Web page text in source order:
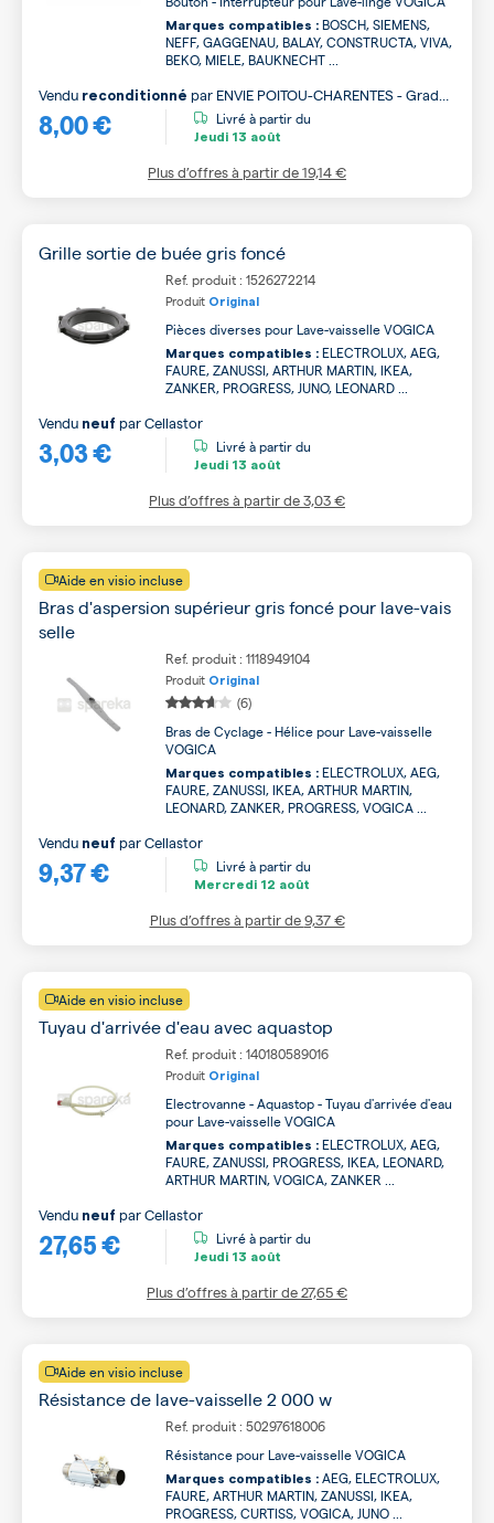
Marques compatibles : BOSCH, SIEMENS,
NEFF, GAGGENAU, BALAY, CONSTRUCTA, VIVA,
BEKO, MIELE, BAUKNECHT ...
8,00 €
Vendu reconditionné par ENVIE POITOU-CHARENTES - Grade
B
Livré à partir du
Jeudi 13 août
Plus d’offres à partir de19,14 €
Grille sortie de buée gris foncé
Ref. produit : 1526272214
Produit Original
Pièces diverses pour Lave-vaisselle VOGICA
Marques compatibles : ELECTROLUX, AEG,
FAURE, ZANUSSI, ARTHUR MARTIN, IKEA,
ZANKER, PROGRESS, JUNO, LEONARD ...
3,03 €
Vendu neuf parCellastor
Livré à partir du
Jeudi 13 août
Plus d’offres à partir de3,03 €
Aide en visio incluse
Bras d'aspersion supérieur gris foncé pour lave-vais
selle
Ref. produit : 1118949104
Produit Original
(6)
Bras de Cyclage - Hélice pour Lave-vaisselle
VOGICA
Marques compatibles : ELECTROLUX, AEG,
FAURE, ZANUSSI, IKEA, ARTHUR MARTIN,
LEONARD, ZANKER, PROGRESS, VOGICA ...
9,37 €
Vendu neuf parCellastor
Livré à partir du
Mercredi 12 août
Plus d’offres à partir de9,37 €
Aide en visio incluse
Tuyau d'arrivée d'eau avec aquastop
Ref. produit : 140180589016
Produit Original
Electrovanne - Aquastop - Tuyau d'arrivée d'eau
pour Lave-vaisselle VOGICA
Marques compatibles : ELECTROLUX, AEG,
FAURE, ZANUSSI, PROGRESS, IKEA, LEONARD,
ARTHUR MARTIN, VOGICA, ZANKER ...
27,65 €
Vendu neuf parCellastor
Livré à partir du
Jeudi 13 août
Plus d’offres à partir de27,65 €
Aide en visio incluse
Résistance de lave-vaisselle 2 000 w
Ref. produit : 50297618006
Résistance pour Lave-vaisselle VOGICA
Marques compatibles : AEG, ELECTROLUX,
FAURE, ARTHUR MARTIN, ZANUSSI, IKEA,
PROGRESS, CURTISS, VOGICA, JUNO ...